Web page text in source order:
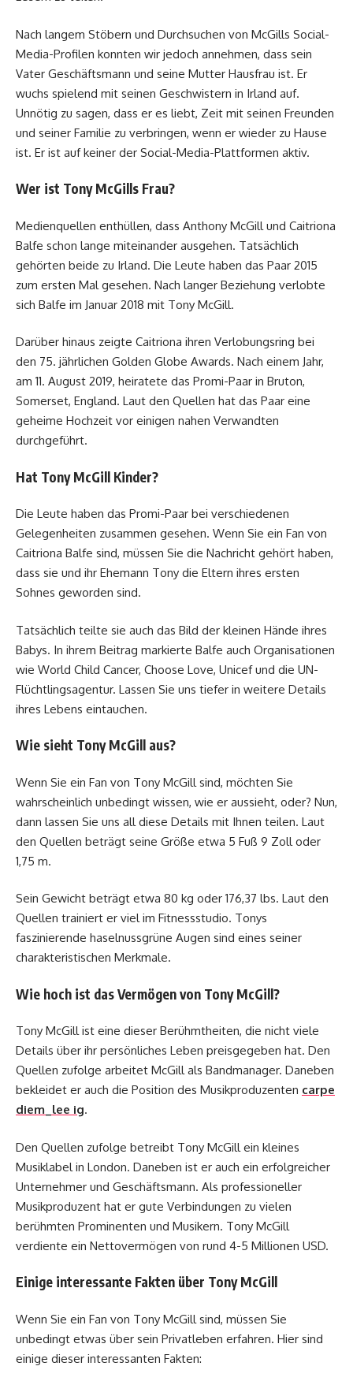
Nach langem Stöbern und Durchsuchen von McGills Social-
Media-Profilen konnten wir jedoch annehmen, dass sein
Vater Geschäftsmann und seine Mutter Hausfrau ist. Er
wuchs spielend mit seinen Geschwistern in Irland auf.
Unnötig zu sagen, dass er es liebt, Zeit mit seinen Freunden
und seiner Familie zu verbringen, wenn er wieder zu Hause
ist. Er ist auf keiner der Social-Media-Plattformen aktiv.
Wer ist Tony McGills Frau?
Medienquellen enthüllen, dass Anthony McGill und Caitriona
Balfe schon lange miteinander ausgehen. Tatsächlich
gehörten beide zu Irland. Die Leute haben das Paar 2015
zum ersten Mal gesehen. Nach langer Beziehung verlobte
sich Balfe im Januar 2018 mit Tony McGill.
Darüber hinaus zeigte Caitriona ihren Verlobungsring bei
den 75. jährlichen Golden Globe Awards. Nach einem Jahr,
am 11. August 2019, heiratete das Promi-Paar in Bruton,
Somerset, England. Laut den Quellen hat das Paar eine
geheime Hochzeit vor einigen nahen Verwandten
durchgeführt.
Hat Tony McGill Kinder?
Die Leute haben das Promi-Paar bei verschiedenen
Gelegenheiten zusammen gesehen. Wenn Sie ein Fan von
Caitriona Balfe sind, müssen Sie die Nachricht gehört haben,
dass sie und ihr Ehemann Tony die Eltern ihres ersten
Sohnes geworden sind.
Tatsächlich teilte sie auch das Bild der kleinen Hände ihres
Babys. In ihrem Beitrag markierte Balfe auch Organisationen
wie World Child Cancer, Choose Love, Unicef ​​und die UN-
Flüchtlingsagentur. Lassen Sie uns tiefer in weitere Details
ihres Lebens eintauchen.
Wie sieht Tony McGill aus?
Wenn Sie ein Fan von Tony McGill sind, möchten Sie
wahrscheinlich unbedingt wissen, wie er aussieht, oder? Nun,
dann lassen Sie uns all diese Details mit Ihnen teilen. Laut
den Quellen beträgt seine Größe etwa 5 Fuß 9 Zoll oder
1,75 m.
Sein Gewicht beträgt etwa 80 kg oder 176,37 lbs. Laut den
Quellen trainiert er viel im Fitnessstudio. Tonys
faszinierende haselnussgrüne Augen sind eines seiner
charakteristischen Merkmale.
Wie hoch ist das Vermögen von Tony McGill?
Tony McGill ist eine dieser Berühmtheiten, die nicht viele
Details über ihr persönliches Leben preisgegeben hat. Den
Quellen zufolge arbeitet McGill als Bandmanager. Daneben
bekleidet er auch die Position des Musikproduzenten carpe
diem_lee ig.
Den Quellen zufolge betreibt Tony McGill ein kleines
Musiklabel in London. Daneben ist er auch ein erfolgreicher
Unternehmer und Geschäftsmann. Als professioneller
Musikproduzent hat er gute Verbindungen zu vielen
berühmten Prominenten und Musikern. Tony McGill
verdiente ein Nettovermögen von rund 4-5 Millionen USD.
Einige interessante Fakten über Tony McGill
Wenn Sie ein Fan von Tony McGill sind, müssen Sie
unbedingt etwas über sein Privatleben erfahren. Hier sind
einige dieser interessanten Fakten: